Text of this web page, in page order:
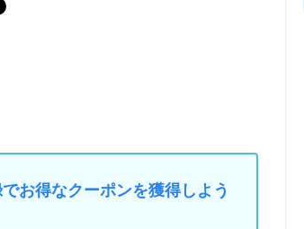
お得なクーポンを獲得しよう